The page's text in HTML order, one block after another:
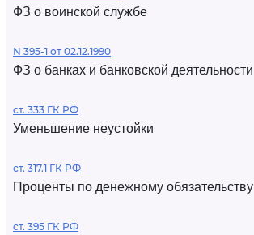
ФЗ о воинской службе
N 395-1 от 02.12.1990
ФЗ о банках и банковской деятельности
ст. 333 ГК РФ
Уменьшение неустойки
ст. 317.1 ГК РФ
Проценты по денежному обязательству
ст. 395 ГК РФ